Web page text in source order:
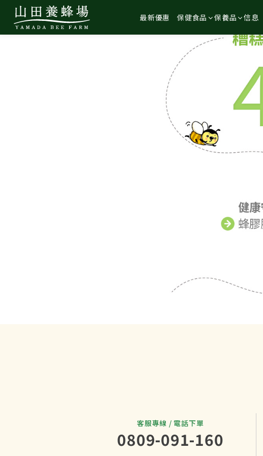
最新優惠 保健食品 保養品 信息
客服專線 / 電話下單
0809-091-160